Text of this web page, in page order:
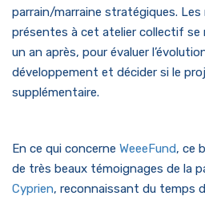
parrain/marraine stratégiques. Les
présentes à cet atelier collectif se
un an après, pour évaluer
développement et décider si le
supplémentaire.
En ce qui concerne WeeeFund, ce
de très beaux témoignages de la
Cyprien, reconnaissant du temps